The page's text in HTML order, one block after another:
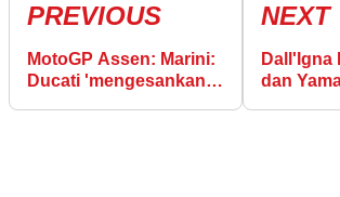
PREVIOUS
MotoGP Assen: Marini:
Ducati 'mengesankan'
NEXT
Dall'Igna
dan